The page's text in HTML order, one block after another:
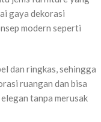
gaya dekorasi
modern seperti
dan ringkas, sehingga
ruangan dan bisa
tanpa merusak